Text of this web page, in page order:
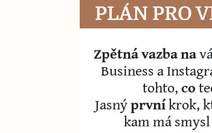
PLÁN PRO
Zpětná vazba na
Business a
tohto,co
Jasnýprvníkrok,
kam má smysl